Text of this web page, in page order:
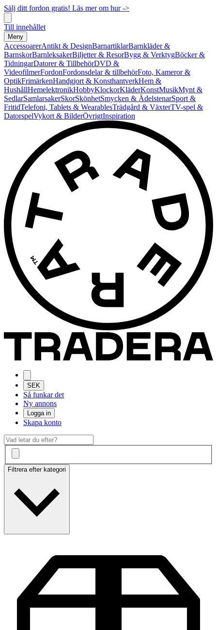
Sälj ditt fordon gratis! Läs mer om hur ->
Till innehållet
Meny
AccessoarerAntikt & DesignBarnartiklarBarnkläder &
BarnskorBarnleksakerBiljetter & ResorBygg & VerktygBöcker &
TidningarDatorer & TillbehörDVD &
VideofilmerFordonFordonsdelar & tillbehörFoto, Kameror &
OptikFrimärkenHandgjort & KonsthantverkHem &
HushållHemelektronikHobbyKlockorKläderKonstMusikMynt &
SedlarSamlarsakerSkorSkönhetSmycken & ÄdelstenarSport &
FritidTelefoni, Tablets & WearablesTrädgård & VäxterTV-spel &
DatorspelVykort & BilderÖvrigtInspiration
SEK
Så funkar det
Ny annons
Logga in
Skapa konto
Filtrera efter kategori